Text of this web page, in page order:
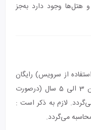
و هتل‌ها وجود دارد به‌جز
عدم استفاده از سرویس) رایگان
می‌باشد و بازه سنی برای اقامت کودک بین 3 الی 5 سال (درصورت
لازم به ذکر است :
می‌گردد.